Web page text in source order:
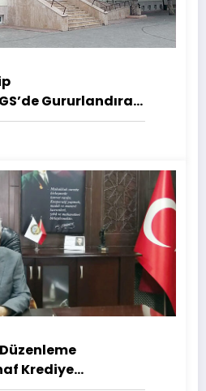
Gururlandıran
Krediye